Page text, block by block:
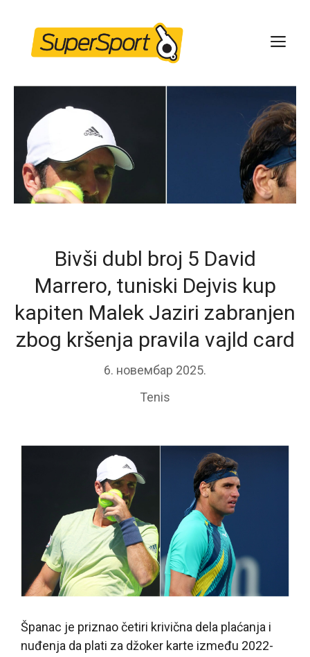
content
Bivši dubl broj 5 David
Marrero, tuniski Dejvis kup
kapiten Malek Jaziri zabranjen
zbog kršenja pravila vajld card
6. новембар 2025.
Tenis
Španac je priznao četiri krivična dela plaćanja i
nuđenja da plati za džoker karte između 2022-